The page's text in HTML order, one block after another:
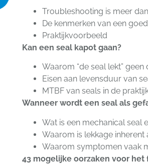
Troubleshooting is meer
De kenmerken van een
Praktijkvoorbeeld
Kan een seal kapot gaan?
Waarom “de seal lekt” geen
Eisen aan levensduur van
MTBF van seals in de
Wanneer wordt een seal als
Wat is een mechanical seal
Waarom is lekkage inherent
Waarom symptomen vaak
43 mogelijke oorzaken voor